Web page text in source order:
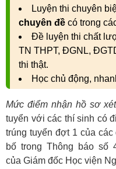
Luyện thi chuyên
chuyên đề có trong
Đề luyện thi chất
TN THPT, ĐGNL,
thi thật.
Học chủ động,
Mức điểm nhận hồ sơ
tuyển với các thí sinh có
trúng tuyển đợt 1 của
bố trong Thông báo số
của Giám đốc Học viện